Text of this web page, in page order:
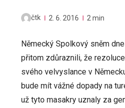
čtk 2. 6. 2016 2 min
Německý Spolkový sněm
přitom zdůraznili, že
svého velvyslance v
bude mít vážné dopady na
už tyto masakry uznaly za